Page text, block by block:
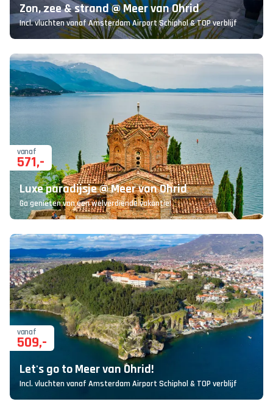
Zon, zee & strand @ Meer van Ohrid
Incl. vluchten vanaf Amsterdam Airport Schiphol & TOP verblijf
vanaf
571,-
Luxe paradijsje @ Meer van Ohrid
Ga genieten van een welverdiende vakantie!
vanaf
509,-
Let's go to Meer van Ohrid!
Incl. vluchten vanaf Amsterdam Airport Schiphol & TOP verblijf